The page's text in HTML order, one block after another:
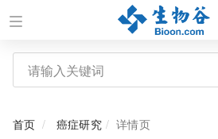
首页 癌症研究 详情页